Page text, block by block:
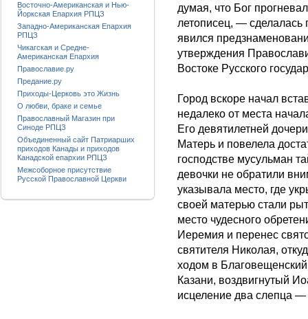
думая, что Бог
летописец, —
явился
утверждения
Востоке Русского
Город вскоре начал
недалеко от места
Его девятилетней
Матерь и повелела
господстве мусульман
девочки не обратили
указывала место, где
своей матерью стали
место чудесного
Иеремия и перенес
святителя Николая,
ходом в
Казани, воздвигнутый
исцеление два слепца
Восточно-Американская и Нью-
Йоркская Епархия РПЦЗ
Западно-Американская Епархия
РПЦЗ
Чикагская и Средне-
Американская Епархия
Православие.ру
Предание.ру
Приходы-Церковь это Жизнь
О любви, браке и семье
Православный Магазин при
Синоде РПЦЗ
Объединенный сайт Патриарших
приходов Канады и приходов
Канадской епархии РПЦЗ
Межсоборное присутствие
Русской Православной Церкви